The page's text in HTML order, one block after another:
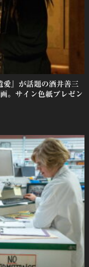
愛』が話題の酒井善三
。サイン色紙プレゼン